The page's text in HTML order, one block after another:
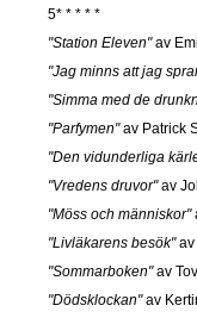
5* * * * *
"Station Eleven"av
"Jag minns att jag
"Simma med de
"Parfymen"av Patrick
"Den vidunderliga
"Vredens druvor"av
"Möss och människor"
"Livläkarens besök"av
"Sommarboken"av
"Dödsklockan"av